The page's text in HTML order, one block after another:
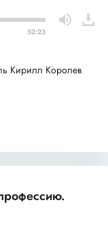
52:23
Кирилл Королев